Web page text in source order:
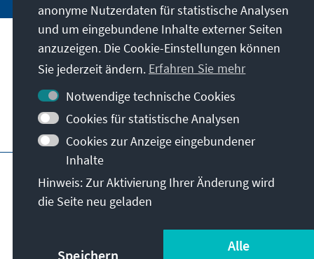
Anschrift
Kontakt
Besuchen Sie auch
Hauptseite der KAS
Nutzungsbedingungen
Erklärung zur Barrierefreiheit
© Konrad-Adenauer-Stiftung e.V. 2026
anonyme Nutzerdaten für statistische Analysen
und um eingebundene Inhalte externer Seiten
anzuzeigen. Die Cookie-Einstellungen können
Sie jederzeit ändern. Erfahren Sie mehr
Notwendige technische Cookies
Cookies für statistische Analysen
Cookies zur Anzeige eingebundener
Inhalte
Hinweis: Zur Aktivierung Ihrer Änderung wird
die Seite neu geladen
Speichern
Alle